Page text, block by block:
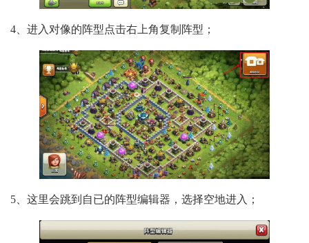
4、进入对像的阵型点击右上角复制阵型；
5、这里会跳到自已的阵型编辑器，选择空地进入；